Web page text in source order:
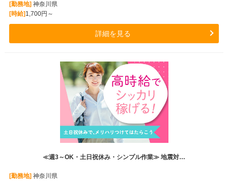
[勤務地] 神奈川県
[時給] 1,700円～
詳細を見る
≪週3～OK・土日祝休み・シンプル作業≫ 地震対…
[勤務地] 神奈川県